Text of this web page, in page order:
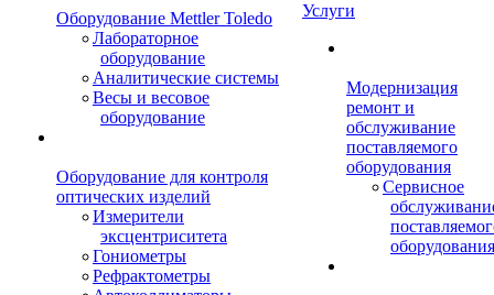
Оборудование Mettler Toledo
Лабораторное
оборудование
Аналитические системы
Весы и весовое
оборудование
Оборудование для контроля
оптических изделий
Измерители
эксцентриситета
Гониометры
Рефрактометры
Услуги
Модернизация
ремонт и
обслуживание
поставляемого
оборудования
Сервисное
оборудования